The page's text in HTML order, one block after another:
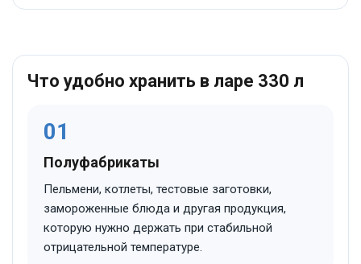
Что удобно хранить в ларе 330 л
01
Полуфабрикаты
Пельмени, котлеты, тестовые заготовки,
замороженные блюда и другая продукция,
которую нужно держать при стабильной
отрицательной температуре.